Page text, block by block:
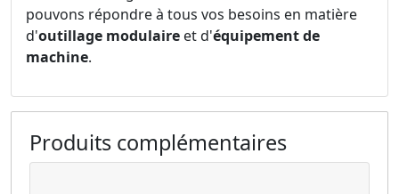
pouvons répondre à tous vos besoins en matière
d'outillage modulaire et d'équipement de
machine.
Produits complémentaires